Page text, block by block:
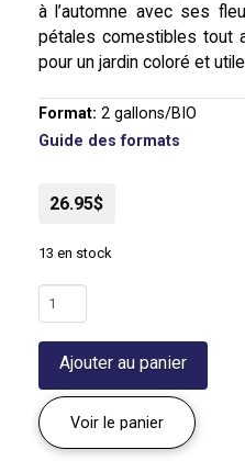
à l’automne avec ses
pétales comestibles tout
pour un jardin coloré et
Format: 2 gallons/BIO
Guide des formats
26.95$
13 en stock
quantité
de
Échinacée
jaune
|
Echinacea
paradoxa
Ajouter au panier
Voir le panier